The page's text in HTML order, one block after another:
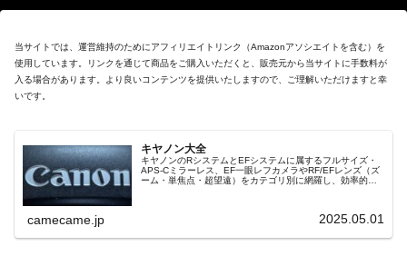
当サイトでは、運営維持のためにアフィリエイトリンク（Amazonアソシエイトを含む）を
使用しています。リンクを通じて商品をご購入いただくと、販売元から当サイトに手数料が
入る場合があります。より良いコンテンツを提供いたしますので、ご理解いただけますと幸
いです。
キヤノン大全
キヤノンのRシステムとEFシステムに属するフルサイズ・
APS-Cミラーレス、EF一眼レフカメラやRF/EFレンズ（ズ
ーム・単焦点・超望遠）をカテゴリ別に網羅し、効率的に
camecame.jp 2025.05.01